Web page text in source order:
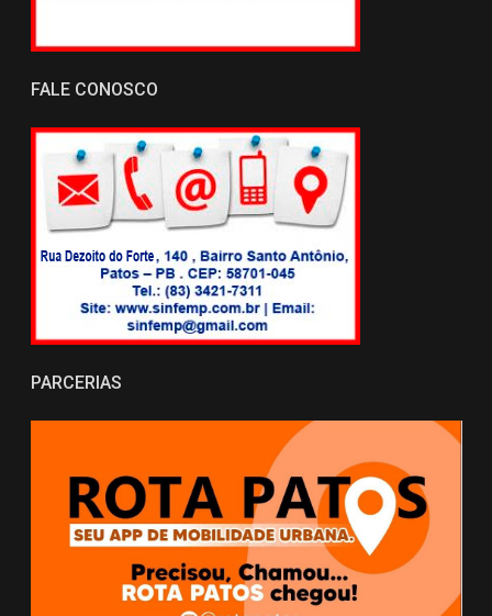
FALE CONOSCO
PARCERIAS